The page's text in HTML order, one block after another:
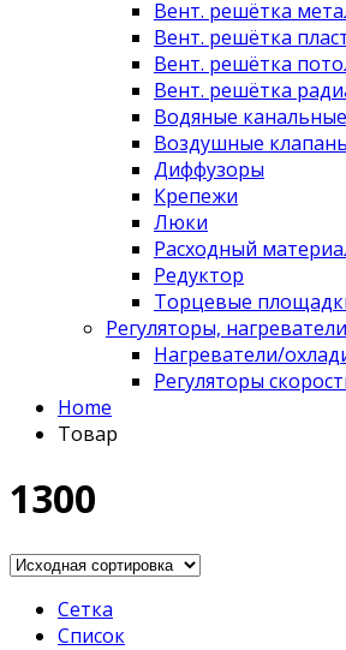
Вент. решётка
Вент. решётка
Вент. решётка
Вент. решётка
Водяные
Воздушные
Диффузоры
Крепежи
Люки
Расходный
Редуктор
Торцевые
Регуляторы,
Нагреватели/
Регуляторы
Home
Товар
1300
Сетка
Список